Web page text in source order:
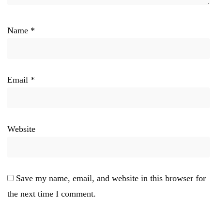
Name *
Email *
Website
Save my name, email, and website in this browser for
the next time I comment.